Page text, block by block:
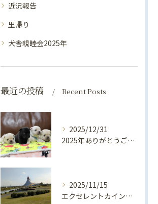
近況報告
里帰り
犬舎親睦会2025年
最近の投稿 Recent Posts
2025/12/31
2025年ありがとうございました💛
2025/11/15
エクセレントカインド犬舎親睦会2025開催します！！